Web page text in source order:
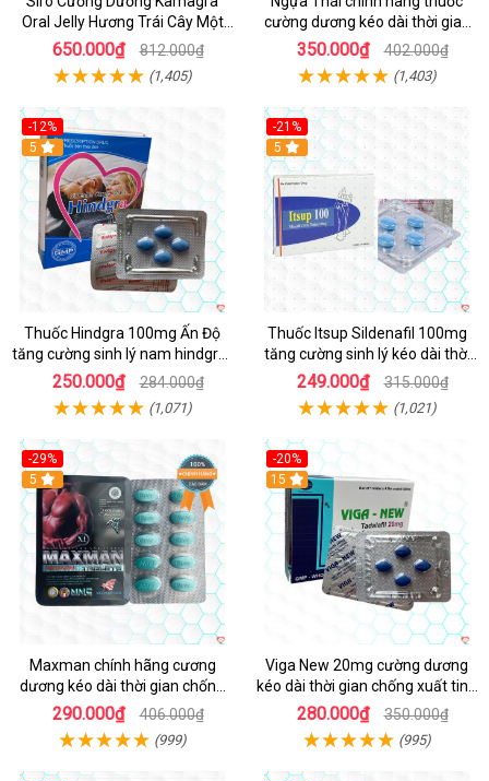
Oral Jelly Hương Trái Cây Một
Hộp 7 Gói 100g
650.000₫ 812.000₫
(1,405)
cường dương kéo dài thời gian
cho Nam hộp 10 viên
350.000₫ 402.000₫
(1,403)
-12%
5
Thuốc Hindgra 100mg Ấn Độ
tăng cường sinh lý nam hindgra-
100 chống xts cương dương
250.000₫ 284.000₫
(1,071)
-21%
5
Thuốc Itsup Sildenafil 100mg
tăng cường sinh lý kéo dài thời
gian cho nam
249.000₫ 315.000₫
(1,021)
-29%
Hot
5
Maxman chính hãng cương
dương kéo dài thời gian chống
xuất tinh sớm hộp 10 viên
290.000₫ 406.000₫
(999)
-20%
15
Viga New 20mg cường dương
kéo dài thời gian chống xuất tinh
hộp 4 viên
280.000₫ 350.000₫
(995)